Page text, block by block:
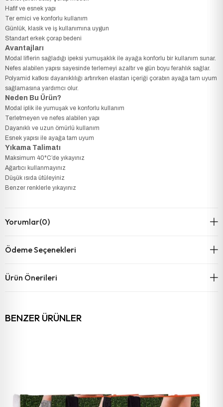
Hafif ve esnek yapı
Ter emici ve konforlu kullanım
Günlük, klasik ve iş kullanımına uygun
Standart erkek çorap bedeni
Avantajları
Modal liflerin sağladığı ipeksi yumuşaklık ile ayağa konforlu bir kullanım sunar.
Nefes alabilen yapısı sayesinde terlemeyi azaltır ve gün boyu ferahlık sağlar.
Polyamid katkısı dayanıklılığı artırırken elastan içeriği çorabın ayağa tam uyum
sağlamasına yardımcı olur.
Neden Bu Ürün?
Modal iplik ile yumuşak ve konforlu kullanım
Terletmeyen ve nefes alabilen yapı
Dayanıklı ve uzun ömürlü kullanım
Esnek yapısı ile ayağa tam uyum
Yıkama Talimatı
Maksimum 40°C’de yıkayınız
Ağartıcı kullanmayınız
Düşük ısıda ütüleyiniz
Benzer renklerle yıkayınız
Yorumlar(0)
Ödeme Seçenekleri
Ürün Önerileri
BENZER ÜRÜNLER